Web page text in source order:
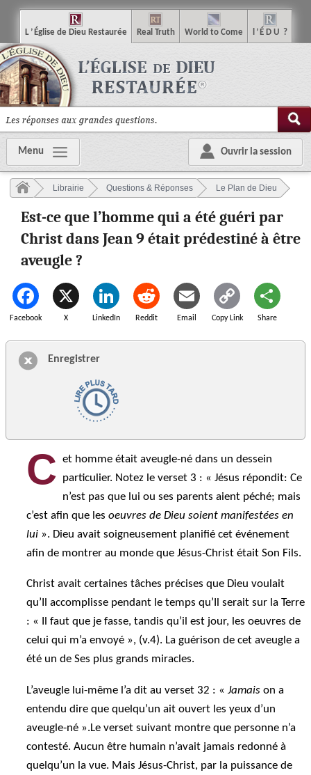
L ’ Église de Dieu Restaurée Real Truth World to Come ’ É D U ?
Ouvrir la session
Menu
Librairie Questions & Réponses Le Plan de Dieu
Est-ce que l’homme qui a été guéri par
Christ dans Jean 9 était prédestiné à être
aveugle ?
Facebook X LinkedIn Reddit Email Copy Link Share
Enregistrer
C et homme était aveugle-né dans un dessein
particulier. Notez le verset 3 : « Jésus répondit: Ce
n’est pas que lui ou ses parents aient péché; mais
c’est afin que lesoeuvres de Dieu soient manifestées en
lui ». Dieu avait soigneusement planifié cet événement
afin de montrer au monde que Jésus-Christ était Son Fils.
Christ avait certaines tâches précises que Dieu voulait
qu’Il accomplisse pendant le temps qu’Il serait sur la Terre
: « Il faut que je fasse, tandis qu’il est jour, les oeuvres de
celui qui m’a envoyé », (v.4). La guérison de cet aveugle a
été un de Ses plus grands miracles.
L’aveugle lui-même l’a dit au verset 32 : «Jamais on a
entendu dire que quelqu’un ait ouvert les yeux d’un
aveugle-né ».Le verset suivant montre que personne n’a
contesté. Aucun être humain n’avait jamais redonné à
quelqu’un la vue. Mais Jésus-Christ, par la puissance de